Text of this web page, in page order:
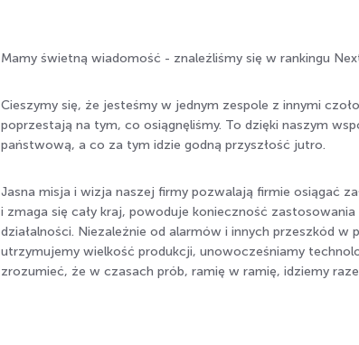
Mamy świetną wiadomość - znaleźliśmy się w rankingu
Cieszymy się, że jesteśmy w jednym zespole z innymi
poprzestają na tym, co osiągnęliśmy. To dzięki naszym
państwową, a co za tym idzie godną przyszłość jutro.
Jasna misja i wizja naszej firmy pozwalają firmie osiągać
i zmaga się cały kraj, powoduje konieczność
działalności. Niezależnie od alarmów i innych przeszkód
utrzymujemy wielkość produkcji, unowocześniamy
zrozumieć, że w czasach prób, ramię w ramię, idziemy